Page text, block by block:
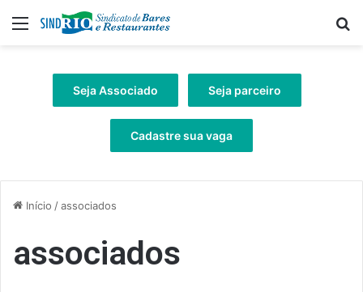
Menu
Seja Associado Seja parceiro
Cadastre sua vaga
Início /associados
associados